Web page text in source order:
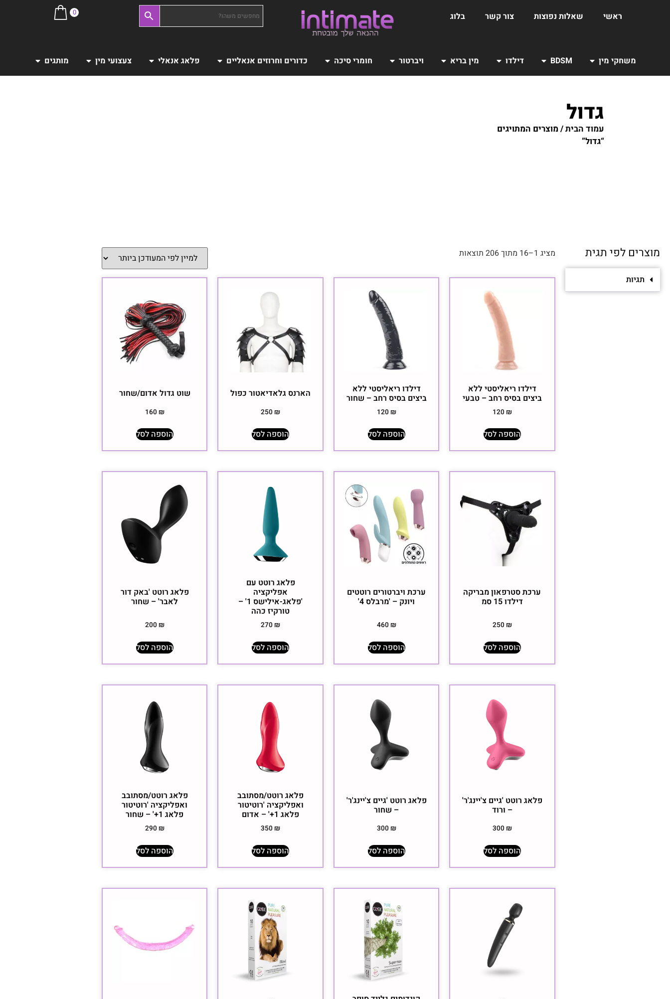
ראשי שאלות נפוצות צור קשר בלוג 0
משחקי מין BDSM דילדו מין בריא ויברטור חומרי סיכה כדורים וחרוזים אנאליים פלאג אנאלי צעצועי מין מותגים
גדול
עמוד הבית/ מוצרים המתויגים
“גדול”
מוצרים לפי תגית
תגיות
מציג 1–16 מתוך 206 תוצאות
דילדו ריאליסטי ללא
ביצים בסיס רחב – טבעי
120 ₪
הוספה לסל
דילדו ריאליסטי ללא
ביצים בסיס רחב – שחור
120 ₪
הוספה לסל
הארנס גלאדיאטור כפול
250 ₪
הוספה לסל
שוט גדול אדום/שחור
160 ₪
הוספה לסל
ערכת סטרפאון מבריקה
דילדו 15 סמ
250 ₪
הוספה לסל
ערכת ויברטורים רוטטים
ויונק – 'מרבלס 4'
460 ₪
הוספה לסל
פלאג רוטט עם
אפליקציה
'פלאג-אילישס 1' –
טורקיז כהה
270 ₪
הוספה לסל
פלאג רוטט 'באק דור
לאבר' – שחור
200 ₪
הוספה לסל
פלאג רוטט 'גיים צ'יינג'ר'
– ורוד
300 ₪
הוספה לסל
פלאג רוטט 'גיים צ'יינג'ר'
– שחור
300 ₪
הוספה לסל
פלאג רוטט/מסתובב
ואפליקציה 'רוטיטור
פלאג 1+' – אדום
350 ₪
הוספה לסל
פלאג רוטט/מסתובב
ואפליקציה 'רוטיטור
פלאג 1+' – שחור
290 ₪
הוספה לסל